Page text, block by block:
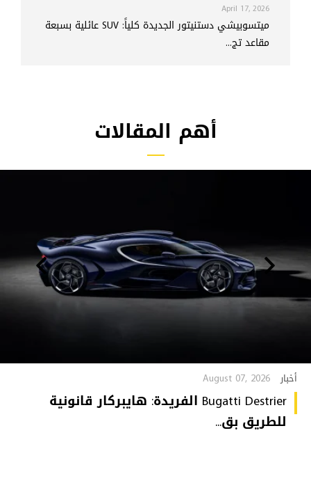
April 17, 2026
ميتسوبيشي دستنيتور الجديدة كلياً: SUV عائلية بسبعة
مقاعد تج...
أهم المقالات
أخبار August 07, 2026
Bugatti Destrier الفريدة: هايبركار قانونية
للطريق بق...